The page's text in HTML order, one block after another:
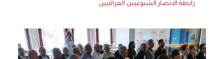
رابطة الانصار الشيوعيين العراقيين